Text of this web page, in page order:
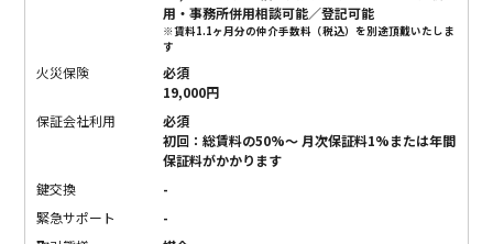
用・事務所併用相談可能／登記可能
※賃料1.1ヶ月分の仲介手数料（税込）を別途頂戴いたしま
す
火災保険
必須
19,000円
保証会社利用
必須
初回：総賃料の50%〜 月次保証料1%または年間
保証料がかかります
鍵交換
-
緊急サポート
-